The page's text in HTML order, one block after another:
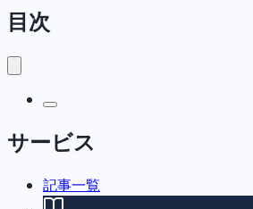
目次
サービス
記事一覧